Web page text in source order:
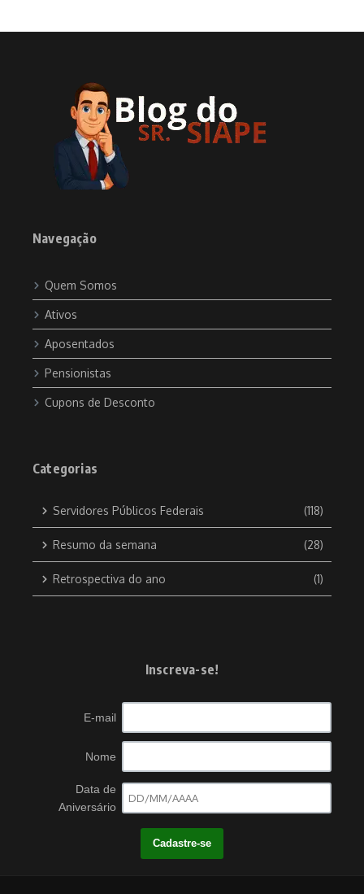
Navegação
Quem Somos
Ativos
Aposentados
Pensionistas
Cupons de Desconto
Categorias
Servidores Públicos Federais (118)
Resumo da semana (28)
Retrospectiva do ano (1)
Inscreva-se!
E-mail
Nome
Data de
Aniversário